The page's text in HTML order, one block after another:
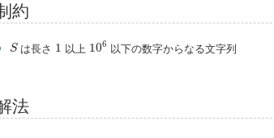
約
S
Sは長さ 1
1 以上 106
106
以下の数字からなる文字列
法